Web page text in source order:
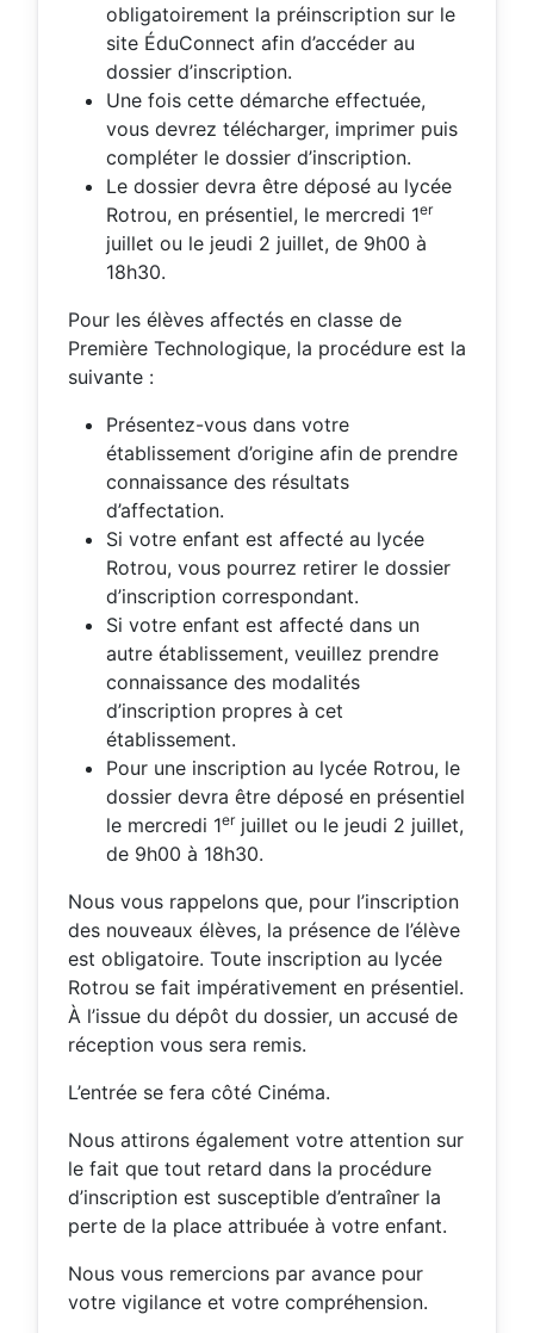
obligatoirement la préinscription sur le
site ÉduConnect afin d’accéder au
dossier d’inscription.
Une fois cette démarche effectuée,
vous devrez télécharger, imprimer puis
compléter le dossier d’inscription.
Le dossier devra être déposé au lycée
Rotrou, en présentiel, le mercredi 1er
juillet ou le jeudi 2 juillet, de 9h00 à
18h30.
Pour les élèves affectés en classe de
Première Technologique, la procédure est la
suivante :
Présentez-vous dans votre
établissement d’origine afin de prendre
connaissance des résultats
d’affectation.
Si votre enfant est affecté au lycée
Rotrou, vous pourrez retirer le dossier
d’inscription correspondant.
Si votre enfant est affecté dans un
autre établissement, veuillez prendre
connaissance des modalités
d’inscription propres à cet
établissement.
Pour une inscription au lycée Rotrou, le
dossier devra être déposé en présentiel
le mercredi 1erjuillet ou le jeudi 2 juillet,
de 9h00 à 18h30.
Nous vous rappelons que, pour l’inscription
des nouveaux élèves, la présence de l’élève
est obligatoire. Toute inscription au lycée
Rotrou se fait impérativement en présentiel.
À l’issue du dépôt du dossier, un accusé de
réception vous sera remis.
L’entrée se fera côté Cinéma.
Nous attirons également votre attention sur
le fait que tout retard dans la procédure
d’inscription est susceptible d’entraîner la
perte de la place attribuée à votre enfant.
Nous vous remercions par avance pour
votre vigilance et votre compréhension.